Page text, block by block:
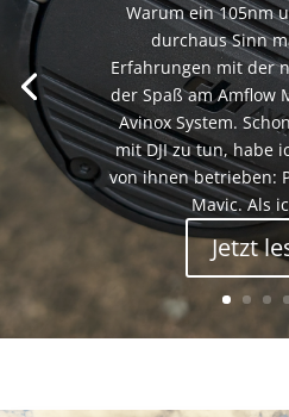
Warum ein 105nm
durchaus Sinn
Erfahrungen mit der
der Spaß am Amflow
Avinox System.
mit DJI zu tun, habe
von ihnen betrieben:
Mavic. Als
Jetzt